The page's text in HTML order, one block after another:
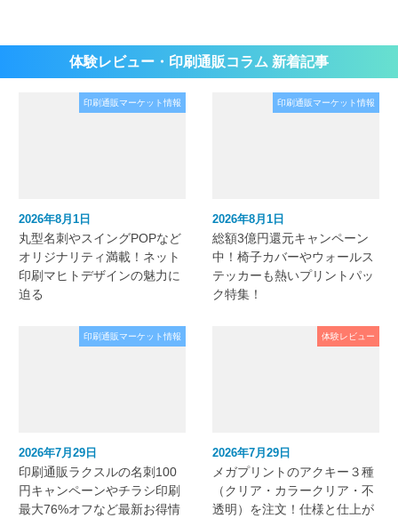
体験レビュー・印刷通販コラム 新着記事
印刷通販マーケット情報
2026年8月1日
丸型名刺やスイングPOPなど
オリジナリティ満載！ネット
印刷マヒトデザインの魅力に
迫る
印刷通販マーケット情報
2026年8月1日
総額3億円還元キャンペーン
中！椅子カバーやウォールス
テッカーも熱いプリントパッ
ク特集！
印刷通販マーケット情報
2026年7月29日
印刷通販ラクスルの名刺100
円キャンペーンやチラシ印刷
最大76%オフなど最新お得情
体験レビュー
2026年7月29日
メガプリントのアクキー３種
（クリア・カラークリア・不
透明）を注文！仕様と仕上が